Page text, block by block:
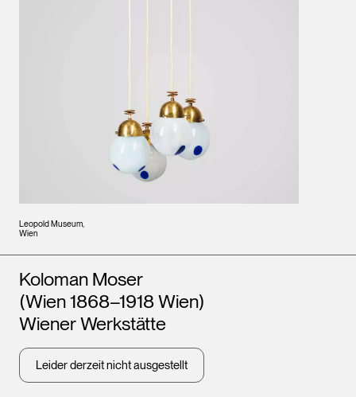
Leopold Museum,
Wien
Künstler*innen
Koloman Moser
(Wien 1868–1918 Wien)
Wiener Werkstätte
Leider derzeit nicht ausgestellt